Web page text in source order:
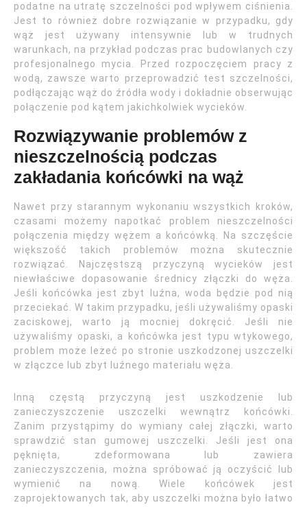
podatne na utratę szczelności pod wpływem ciśnienia.
Jest to również dobre rozwiązanie w przypadku, gdy
wąż jest używany intensywnie lub w trudnych
warunkach, na przykład podczas prac budowlanych czy
profesjonalnego mycia. Przed rozpoczęciem pracy z
wodą, zawsze warto przeprowadzić test szczelności,
podłączając wąż do źródła wody i dokładnie obserwując
połączenie pod kątem jakichkolwiek wycieków.
Rozwiązywanie problemów z
nieszczelnością podczas
zakładania końcówki na wąż
Nawet przy starannym wykonaniu wszystkich kroków,
czasami możemy napotkać problem nieszczelności
połączenia między wężem a końcówką. Na szczęście
większość takich problemów można skutecznie
rozwiązać. Najczęstszą przyczyną wycieków jest
niewłaściwe dopasowanie średnicy złączki do węża.
Jeśli końcówka jest zbyt luźna, woda będzie pod nią
przeciekać. W takim przypadku, jeśli używaliśmy opaski
zaciskowej, warto ją mocniej dokręcić. Jeśli nie
używaliśmy opaski, a końcówka jest typu wtykowego,
problem może leżeć po stronie uszkodzonej uszczelki
w złączce lub zbyt luźnego materiału węża.
Inną częstą przyczyną jest uszkodzenie lub
zanieczyszczenie uszczelki wewnątrz końcówki.
Zanim przystąpimy do wymiany całej złączki, warto
sprawdzić stan gumowej uszczelki. Jeśli jest ona
pęknięta, zdeformowana lub zawiera
zanieczyszczenia, można spróbować ją oczyścić lub
wymienić na nową. Wiele końcówek jest
zaprojektowanych tak, aby uszczelki można było łatwo